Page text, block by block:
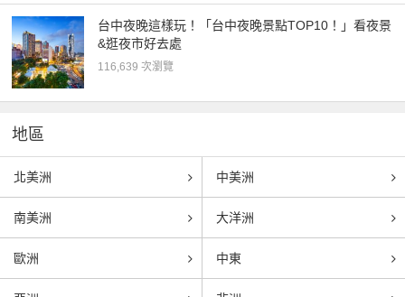
台中夜晚這樣玩！「台中夜晚景點TOP10！」看夜景
&逛夜市好去處
116,639 次瀏覽
地區
北美洲 中美洲
南美洲 大洋洲
歐洲 中東